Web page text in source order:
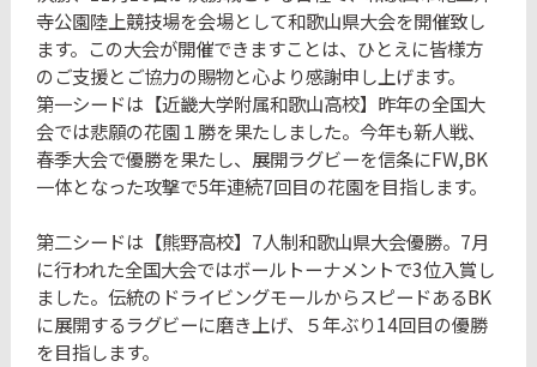
寺公園陸上競技場を会場として和歌山県大会を開催致し
ます。この大会が開催できますことは、ひとえに皆様方
のご支援とご協力の賜物と心より感謝申し上げます。
第一シードは【近畿大学附属和歌山高校】昨年の全国大
会では悲願の花園１勝を果たしました。今年も新人戦、
春季大会で優勝を果たし、展開ラグビーを信条にFW,BK
一体となった攻撃で5年連続7回目の花園を目指します。
第二シードは【熊野高校】7人制和歌山県大会優勝。7月
に行われた全国大会ではボールトーナメントで3位入賞し
ました。伝統のドライビングモールからスピードあるBK
に展開するラグビーに磨き上げ、５年ぶり14回目の優勝
を目指します。